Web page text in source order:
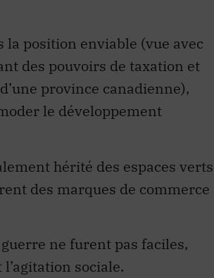
la position enviable (vue avec
des pouvoirs de taxation et
province canadienne),
le développement
hérité des espaces
des marques de commerce
ne furent pas faciles,
sociale.